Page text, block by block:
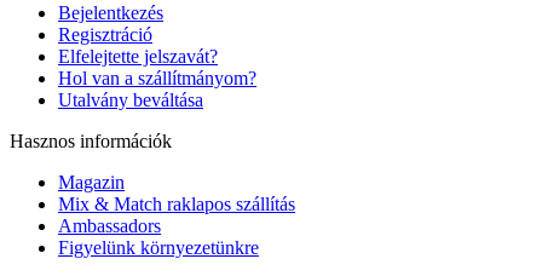
Bejelentkezés
Regisztráció
Elfelejtette jelszavát?
Hol van a szállítmányom?
Utalvány beváltása
Hasznos információk
Magazin
Mix & Match raklapos szállítás
Ambassadors
Figyelünk környezetünkre